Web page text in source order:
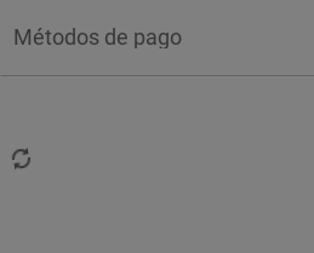
Métodos de pago